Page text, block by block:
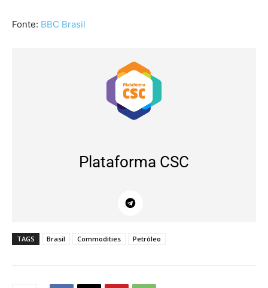
Fonte: BBC Brasil
Plataforma CSC
TAGS Brasil Commodities Petróleo